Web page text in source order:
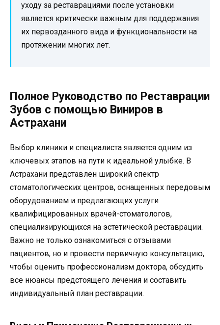
уходу за реставрациями после установки
является критически важным для поддержания
их первозданного вида и функциональности на
протяжении многих лет.
Полное Руководство по Реставрации
Зубов с помощью Виниров в
Астрахани
Выбор клиники и специалиста является одним из
ключевых этапов на пути к идеальной улыбке. В
Астрахани представлен широкий спектр
стоматологических центров, оснащенных передовым
оборудованием и предлагающих услуги
квалифицированных врачей-стоматологов,
специализирующихся на эстетической реставрации.
Важно не только ознакомиться с отзывами
пациентов, но и провести первичную консультацию,
чтобы оценить профессионализм доктора, обсудить
все нюансы предстоящего лечения и составить
индивидуальный план реставрации.